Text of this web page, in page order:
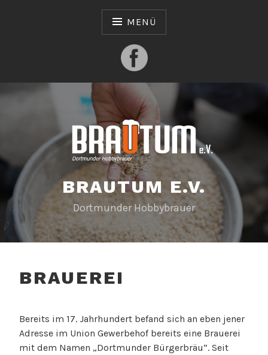
MENÜ
BRAUTUM E.V.
Dortmunder Hobbybrauer
BRAUEREI
Bereits im 17. Jahrhundert befand sich an eben jener
Adresse im Union Gewerbehof bereits eine Brauerei
mit dem Namen „Dortmunder Bürgerbräu“. Seit